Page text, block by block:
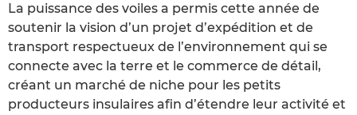
La puissance des voiles a permis cette année de
soutenir la vision d’un projet d’expédition et de
transport respectueux de l’environnement qui se
connecte avec la terre et le commerce de détail,
créant un marché de niche pour les petits
producteurs insulaires afin d’étendre leur activité et